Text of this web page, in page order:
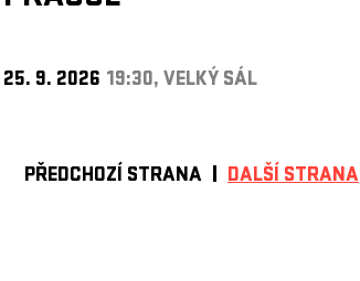
25. 9. 2026 19:30, VELKÝ SÁL
PŘEDCHOZÍ STRANA DALŠÍ STRANA